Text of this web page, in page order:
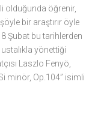
olduğunda öğrenir,
bir araştırır öyle
Şubat bu tarihlerden
yönettiği
Laszlo Fenyö,
minör, Op.104” isimli